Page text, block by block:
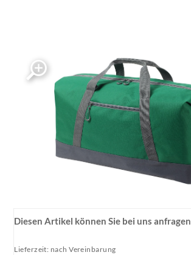
Diesen Artikel können Sie bei uns anfragen
Lieferzeit: nach Vereinbarung